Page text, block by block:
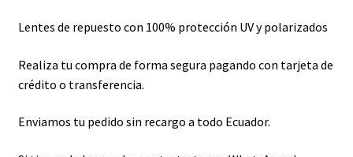
Lentes de repuesto con 100% protección UV y polarizados
Realiza tu compra de forma segura pagando con tarjeta de
crédito o transferencia.
Enviamos tu pedido sin recargo a todo Ecuador.